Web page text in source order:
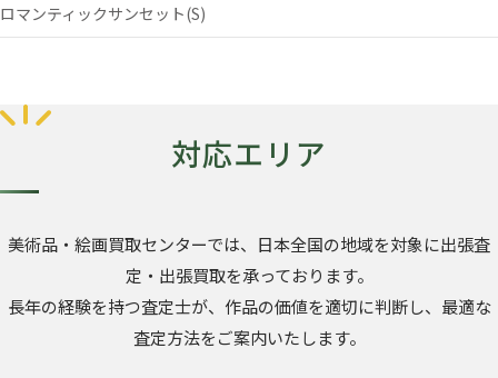
ロマンティックサンセット(S)
対応エリア
美術品・絵画買取センターでは、日本全国の地域を対象に出張査
定・出張買取を承っております。
長年の経験を持つ査定士が、作品の価値を適切に判断し、最適な
査定方法をご案内いたします。